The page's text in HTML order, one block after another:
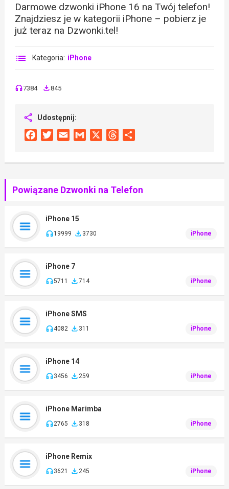
Darmowe dzwonki iPhone 16 na Twój telefon!
Znajdziesz je w kategorii iPhone – pobierz je
już teraz na Dzwonki.tel!
Kategoria: iPhone
7384 845
Udostępnij:
FacebookTwitterEmail Gmail Threads
Powiązane Dzwonki na Telefon
iPhone 15
19999 3730 iPhone
iPhone 7
5711 714 iPhone
iPhone SMS
4082 311 iPhone
iPhone 14
3456 259 iPhone
iPhone Marimba
2765 318 iPhone
iPhone Remix
3621 245 iPhone